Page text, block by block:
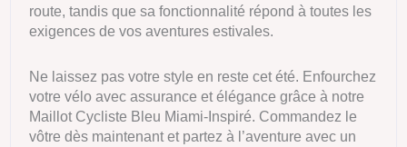
route, tandis que sa fonctionnalité répond à toutes les
exigences de vos aventures estivales.
Ne laissez pas votre style en reste cet été. Enfourchez
votre vélo avec assurance et élégance grâce à notre
Maillot Cycliste Bleu Miami-Inspiré. Commandez le
vôtre dès maintenant et partez à l’aventure avec un